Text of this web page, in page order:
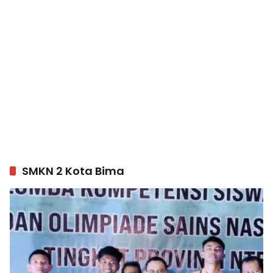
SMKN 2 Kota Bima